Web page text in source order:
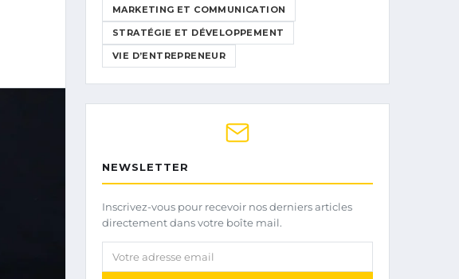
MARKETING ET COMMUNICATION
STRATÉGIE ET DÉVELOPPEMENT
VIE D’ENTREPRENEUR
NEWSLETTER
Inscrivez-vous pour recevoir nos derniers articles
directement dans votre boîte mail.
Votre adresse email